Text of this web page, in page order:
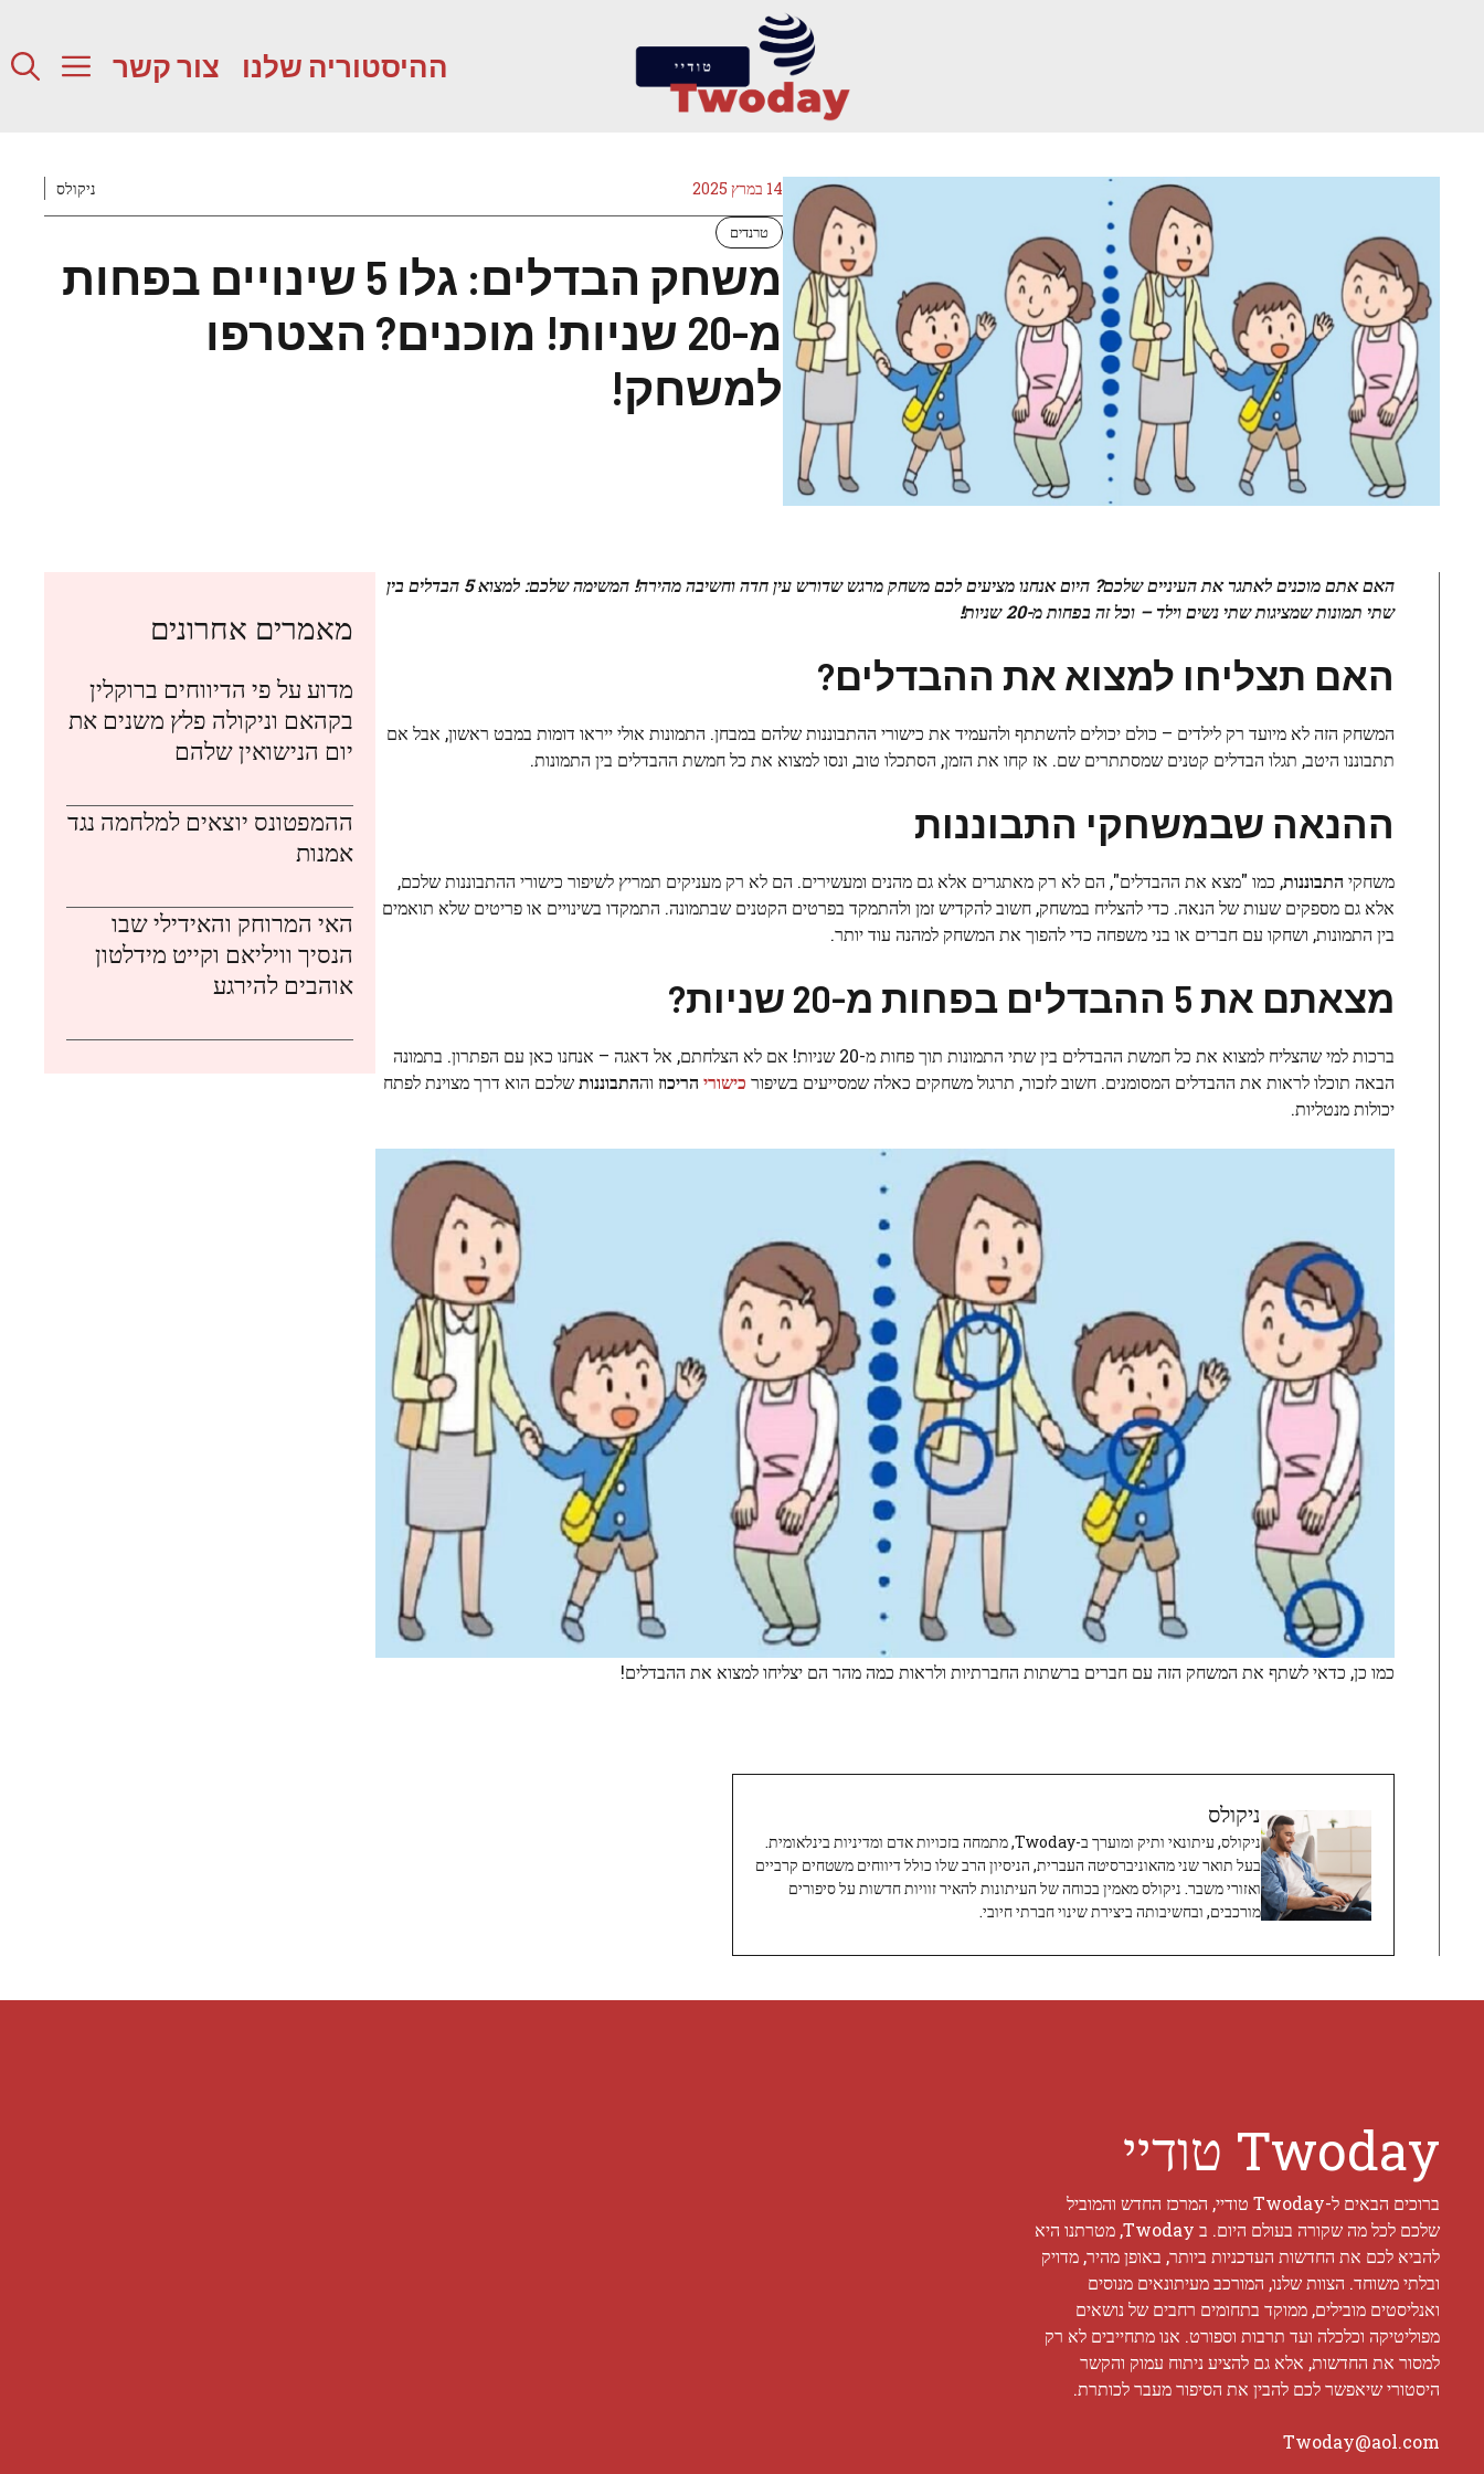
ההיסטוריה שלנו צור קשר
14 במרץ 2025 ניקולס
טרנדים
משחק הבדלים: גלו 5 שינויים בפחות
מ-20 שניות! מוכנים? הצטרפו
למשחק!
האם אתם מוכנים לאתגר את העיניים שלכם? היום אנחנו מציעים לכם משחק מרגש שדורש עין חדה וחשיבה מהירה! המשימה שלכם: למצוא 5 הבדלים בין
שתי תמונות שמציגות שתי נשים וילד – וכל זה בפחות מ-20 שניות!
האם תצליחו למצוא את ההבדלים?
המשחק הזה לא מיועד רק לילדים – כולם יכולים להשתתף ולהעמיד את כישורי ההתבוננות שלהם במבחן. התמונות אולי ייראו דומות במבט ראשון, אבל אם
תתבוננו היטב, תגלו הבדלים קטנים שמסתתרים שם. אז קחו את הזמן, הסתכלו טוב, ונסו למצוא את כל חמשת ההבדלים בין התמונות.
ההנאה שבמשחקי התבוננות
משחקי התבוננות, כמו "מצא את ההבדלים", הם לא רק מאתגרים אלא גם מהנים ומעשירים. הם לא רק מעניקים תמריץ לשיפור כישורי ההתבוננות שלכם,
אלא גם מספקים שעות של הנאה. כדי להצליח במשחק, חשוב להקדיש זמן ולהתמקד בפרטים הקטנים שבתמונה. התמקדו בשינויים או פריטים שלא תואמים
בין התמונות, ושחקו עם חברים או בני משפחה כדי להפוך את המשחק למהנה עוד יותר.
מצאתם את 5 ההבדלים בפחות מ-20 שניות?
ברכות למי שהצליח למצוא את כל חמשת ההבדלים בין שתי התמונות תוך פחות מ-20 שניות! אם לא הצלחתם, אל דאגה – אנחנו כאן עם הפתרון. בתמונה
הבאה תוכלו לראות את ההבדלים המסומנים. חשוב לזכור, תרגול משחקים כאלה שמסייעים בשיפור כישורי הריכוז וההתבוננותשלכם הוא דרך מצוינת לפתח
יכולות מנטליות.
כמו כן, כדאי לשתף את המשחק הזה עם חברים ברשתות החברתיות ולראות כמה מהר הם יצליחו למצוא את ההבדלים!
ניקולס
ניקולס, עיתונאי ותיק ומוערך ב-Twoday, מתמחה בזכויות אדם ומדיניות בינלאומית.
בעל תואר שני מהאוניברסיטה העברית, הניסיון הרב שלו כולל דיווחים משטחים קרביים
ואזורי משבר. ניקולס מאמין בכוחה של העיתונות להאיר זוויות חדשות על סיפורים
מורכבים, ובחשיבותה ביצירת שינוי חברתי חיובי.
מאמרים אחרונים
מדוע על פי הדיווחים ברוקלין
בקהאם וניקולה פלץ משנים את
יום הנישואין שלהם
ההמפטונס יוצאים למלחמה נגד
אמנות
האי המרוחק והאידילי שבו
הנסיך וויליאם וקייט מידלטון
אוהבים להירגע
Twoday טודיי
ברוכים הבאים ל-Twoday טודיי, המרכז החדש והמוביל
שלכם לכל מה שקורה בעולם היום. ב Twoday, מטרתנו היא
להביא לכם את החדשות העדכניות ביותר, באופן מהיר, מדויק
ובלתי משוחד. הצוות שלנו, המורכב מעיתונאים מנוסים
ואנליסטים מובילים, ממוקד בתחומים רחבים של נושאים
מפוליטיקה וכלכלה ועד תרבות וספורט. אנו מתחייבים לא רק
למסור את החדשות, אלא גם להציע ניתוח עמוק והקשר
היסטורי שיאפשר לכם להבין את הסיפור מעבר לכותרת.
Twoday@aol.com